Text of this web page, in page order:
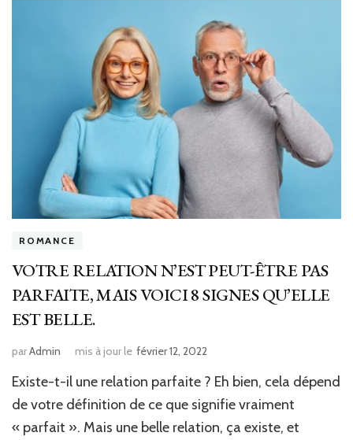
ROMANCE
VOTRE RELATION N’EST PEUT-ÊTRE PAS
PARFAITE, MAIS VOICI 8 SIGNES QU’ELLE
EST BELLE.
parAdmin mis à jour le février 12, 2022
Existe-t-il une relation parfaite ? Eh bien, cela dépend
de votre définition de ce que signifie vraiment
« parfait ». Mais une belle relation, ça existe, et